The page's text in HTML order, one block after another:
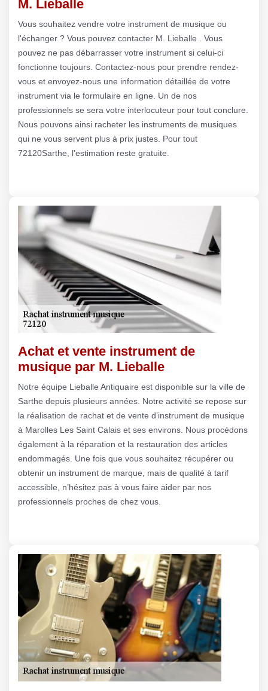
M. Lieballe
Vous souhaitez vendre votre instrument de musique ou
l'échanger ? Vous pouvez contacter M. Lieballe . Vous
pouvez ne pas débarrasser votre instrument si celui-ci
fonctionne toujours. Contactez-nous pour prendre rendez-
vous et envoyez-nous une information détaillée de votre
instrument via le formulaire en ligne. Un de nos
professionnels se sera votre interlocuteur pour tout conclure.
Nous pouvons ainsi racheter les instruments de musiques
qui ne vous servent plus à prix justes. Pour tout
72120Sarthe, l’estimation reste gratuite.
Achat et vente instrument de
musique par M. Lieballe
Notre équipe Lieballe Antiquaire est disponible sur la ville de
Sarthe depuis plusieurs années. Notre activité se repose sur
la réalisation de rachat et de vente d’instrument de musique
à Marolles Les Saint Calais et ses environs. Nous procédons
également à la réparation et la restauration des articles
endommagés. Une fois que vous souhaitez récupérer ou
obtenir un instrument de marque, mais de qualité à tarif
accessible, n’hésitez pas à vous faire aider par nos
professionnels proches de chez vous.